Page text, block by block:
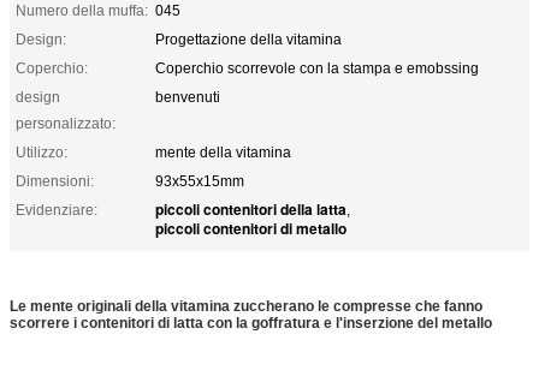
Numero della muffa: 045
Design:
Progettazione della vitamina
Coperchio:
Coperchio scorrevole con la stampa e emobssing
design
personalizzato:
benvenuti
Utilizzo:
mente della vitamina
Dimensioni:
93x55x15mm
Evidenziare:
piccoli contenitori della latta,
piccoli contenitori di metallo
Le mente originali della vitamina zuccherano le compresse che fanno
scorrere i contenitori di latta con la goffratura e l'inserzione del metallo